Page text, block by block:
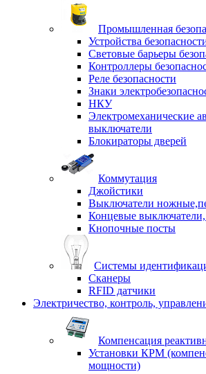
Промышленная
Устройства
Световые барьеры
Контроллеры
Реле безопасности
Знаки
НКУ
Электромеханические
выключатели
Блокираторы дверей
Коммутация
Джойстики
Выключатели
Концевые
Кнопочные посты
Системы
Сканеры
RFID датчики
Электричество, контроль,
Компенсация
Установки КРМ
мощности)